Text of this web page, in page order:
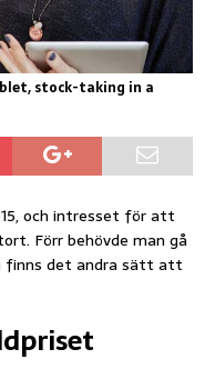
stock-taking in a
och intresset för att
Förr behövde man gå
finns det andra sätt att